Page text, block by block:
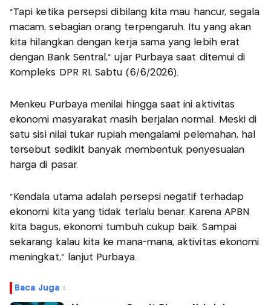
“Tapi ketika persepsi dibilang kita mau hancur, segala
macam, sebagian orang terpengaruh. Itu yang akan
kita hilangkan dengan kerja sama yang lebih erat
dengan Bank Sentral,” ujar Purbaya saat ditemui di
Kompleks DPR RI, Sabtu (6/6/2026).
Menkeu Purbaya menilai hingga saat ini aktivitas
ekonomi masyarakat masih berjalan normal. Meski di
satu sisi nilai tukar rupiah mengalami pelemahan, hal
tersebut sedikit banyak membentuk penyesuaian
harga di pasar.
“Kendala utama adalah persepsi negatif terhadap
ekonomi kita yang tidak terlalu benar. Karena APBN
kita bagus, ekonomi tumbuh cukup baik. Sampai
sekarang kalau kita ke mana-mana, aktivitas ekonomi
meningkat,” lanjut Purbaya.
Baca Juga :